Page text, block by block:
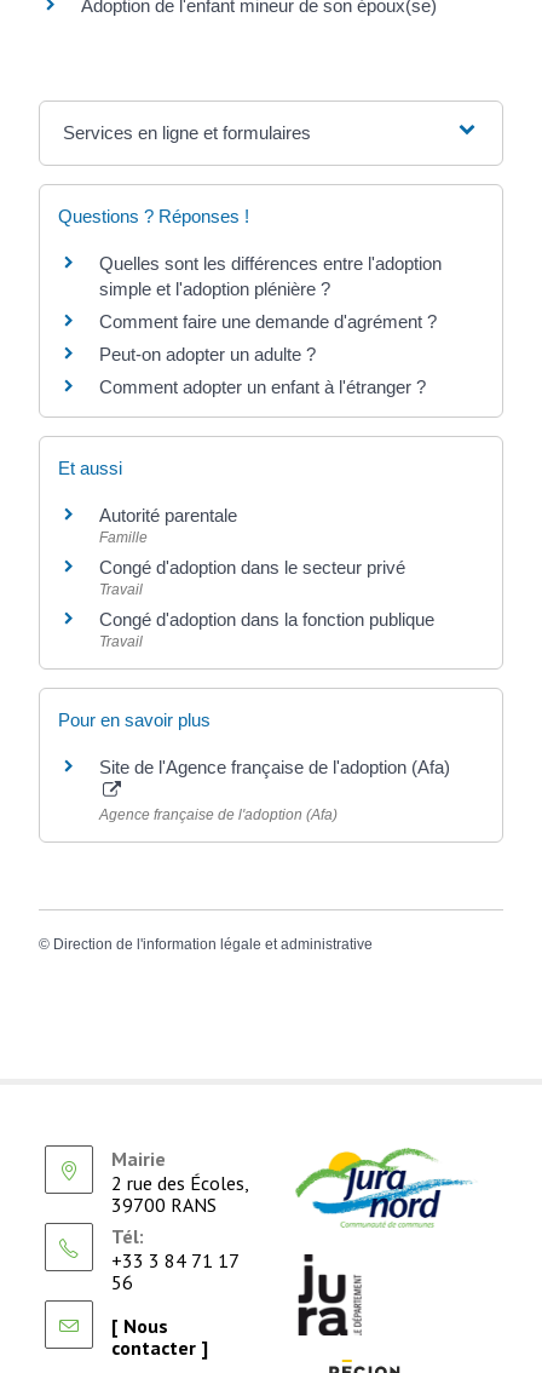
Adoption de l'enfant mineur de son époux(se)
Services en ligne et formulaires
Questions ? Réponses !
Quelles sont les différences entre l'adoption
simple et l'adoption plénière ?
Comment faire une demande d'agrément ?
Peut-on adopter un adulte ?
Comment adopter un enfant à l'étranger ?
Et aussi
Autorité parentale
Famille
Congé d'adoption dans le secteur privé
Travail
Congé d'adoption dans la fonction publique
Travail
Pour en savoir plus
Site de l'Agence française de l'adoption (Afa)
Agence française de l'adoption (Afa)
© Direction de l'information légale et administrative
Mairie
2 rue des Écoles,
39700 RANS
Tél:
+33 3 84 71 17
56
[ Nous
contacter ]